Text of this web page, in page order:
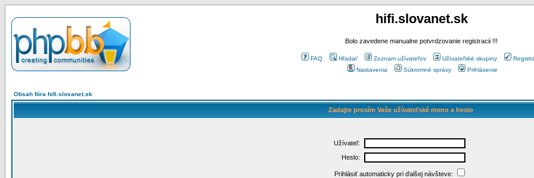
hifi.slovanet.sk
Bolo zavedene manualne potvrdzovanie registracii !!!
FAQ Hľadať Zoznam užívateľov Užívateľské skupiny
Nastavenia
Súkromné správy Prihlásenie
Obsah fóra hifi.slovanet.sk
Zadajte prosím Vaše užívateľské meno a heslo
Užívateľ:
Heslo:
Prihlásiť automaticky pri ďalšej návšteve: